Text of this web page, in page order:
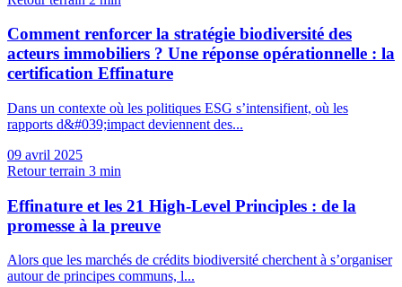
Comment renforcer la stratégie biodiversité des
acteurs immobiliers ? Une réponse opérationnelle : la
certification Effinature
Dans un contexte où les politiques ESG s’intensifient, où les
rapports d&#039;impact deviennent des...
09 avril 2025
Retour terrain 3 min
Effinature et les 21 High-Level Principles : de la
promesse à la preuve
Alors que les marchés de crédits biodiversité cherchent à s’organiser
autour de principes communs, l...